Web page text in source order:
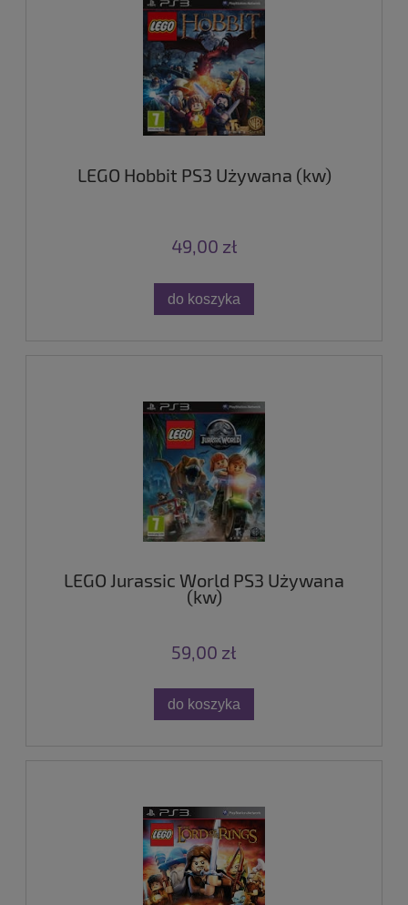
LEGO Hobbit PS3 Używana (kw)
49,00 zł
do koszyka
LEGO Jurassic World PS3 Używana
(kw)
59,00 zł
do koszyka